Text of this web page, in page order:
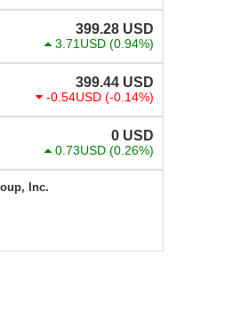
399.28 USD
3.71USD (0.94%)
399.44 USD
-0.54USD (-0.14%)
0 USD
0.73USD (0.26%)
Inc.